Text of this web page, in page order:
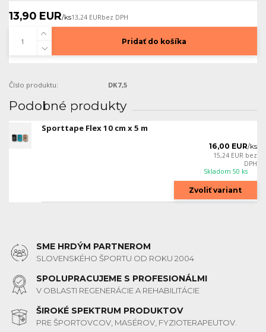
13,90 EUR/ks13,24 EURbez DPH
Pridať do košíka
Číslo produktu: DK7,5
Podobné produkty
Sporttape Flex 10 cm x 5 m
16,00 EUR/ks
15,24 EUR bez
DPH
Skladom 50 ks
Zvoliť variant
SME HRDÝM PARTNEROM
SLOVENSKÉHO ŠPORTU OD ROKU 2004
SPOLUPRACUJEME S PROFESIONÁLMI
V OBLASTI REGENERÁCIE A REHABILITÁCIE
ŠIROKÉ SPEKTRUM PRODUKTOV
PRE ŠPORTOVCOV, MASÉROV, FYZIOTERAPEUTOV.